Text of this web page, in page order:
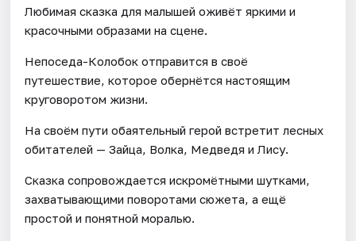
Любимая сказка для малышей оживёт яркими и
красочными образами на сцене.
Непоседа-Колобок отправится в своё
путешествие, которое обернётся настоящим
круговоротом жизни.
На своём пути обаятельный герой встретит лесных
обитателей — Зайца, Волка, Медведя и Лису.
Сказка сопровождается искромётными шутками,
захватывающими поворотами сюжета, а ещё
простой и понятной моралью.